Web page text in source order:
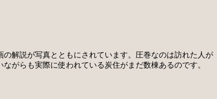
解説が写真とともにされています。圧巻なのは訪れた人が
がらも実際に使われている炭住がまだ数棟あるのです。